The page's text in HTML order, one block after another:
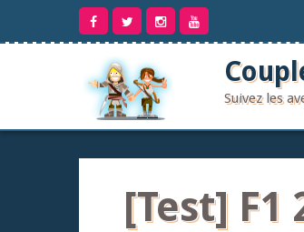
contenu
Suivez les
[Test]